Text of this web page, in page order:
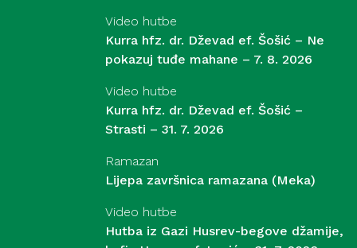
Video hutbe
Kurra hfz. dr. Dževad ef. Šošić – Ne
pokazuj tuđe mahane – 7. 8. 2026
Video hutbe
Kurra hfz. dr. Dževad ef. Šošić –
Strasti – 31. 7. 2026
Ramazan
Lijepa završnica ramazana (Meka)
Video hutbe
Hutba iz Gazi Husrev-begove džamije,